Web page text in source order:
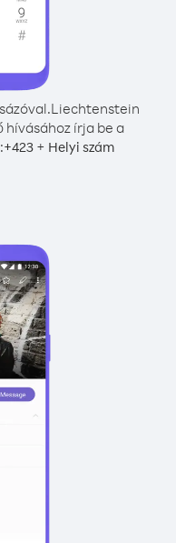
Liechtenstein
írja be a
+423 + Helyi szám